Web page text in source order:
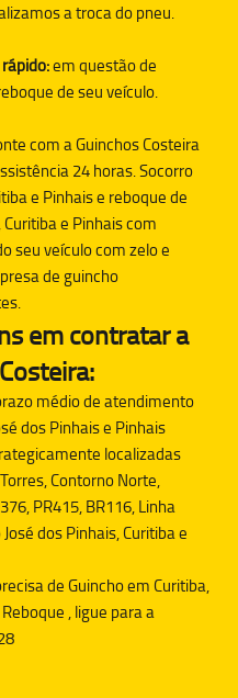
a troca do pneu.
em questão de
de seu veículo.
com aGuinchos Costeira
24 horas. Socorro
e Pinhais e reboque de
e Pinhais com
seu veículo com zelo e
de guincho
em contratar a
médio de atendimento
dos Pinhais e Pinhais
localizadas
Contorno Norte,
PR415, BR116, Linha
dos Pinhais, Curitiba e
deGuinchoem Curitiba,
Reboque , ligue para a